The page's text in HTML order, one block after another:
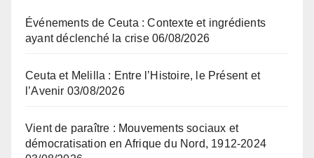
Événements de Ceuta : Contexte et ingrédients
ayant déclenché la crise 06/08/2026
Ceuta et Melilla : Entre l’Histoire, le Présent et
l’Avenir 03/08/2026
Vient de paraître : Mouvements sociaux et
démocratisation en Afrique du Nord, 1912-2024